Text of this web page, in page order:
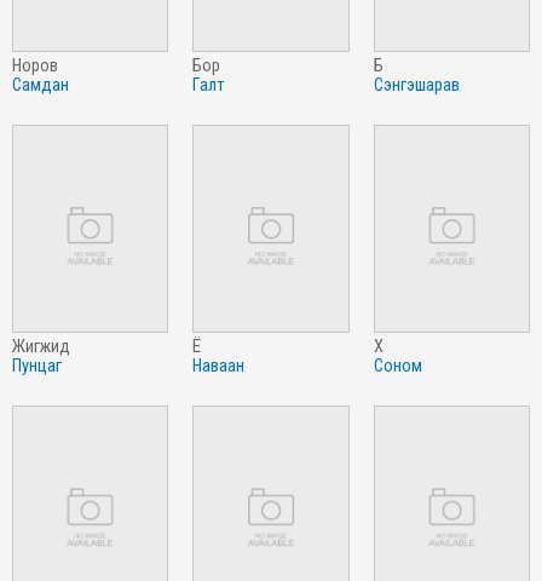
норов
самдан
бор
галт
б
сэнгэшарав
жигжид
пунцаг
ё
наваан
х
соном